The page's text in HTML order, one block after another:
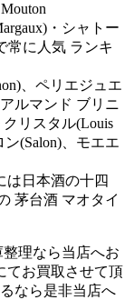
・シャトー
常に人気 ランキ
、ペリエジュエ
アルマンド ブリニ
クリスタル(Louis
ン(Salon)、モエエ
は日本酒の十四
茅台酒 マオタイ
理なら当店へお
てお買取させて頂
なら是非当店へ